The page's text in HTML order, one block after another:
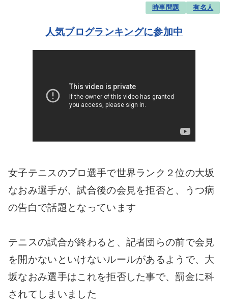
時事問題 有名人
人気ブログランキングに参加中
女子テニスのプロ選手で世界ランク２位の大坂
なおみ選手が、試合後の会見を拒否と、うつ病
の告白で話題となっています
テニスの試合が終わると、記者団らの前で会見
を開かないといけないルールがあるようで、大
坂なおみ選手はこれを拒否した事で、罰金に科
されてしまいました